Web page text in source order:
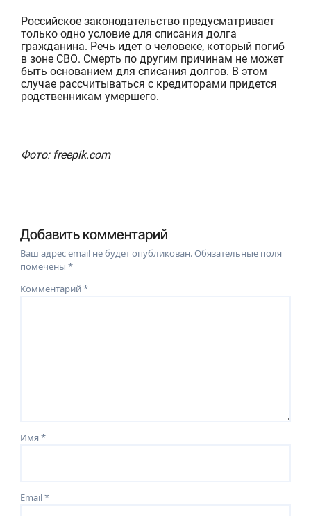
Российское законодательство предусматривает
только одно условие для списания долга
гражданина. Речь идет о человеке, который погиб
в зоне СВО. Смерть по другим причинам не может
быть основанием для списания долгов. В этом
случае рассчитываться с кредиторами придется
родственникам умершего.
Фото: freepik.com
Добавить комментарий
Ваш адрес email не будет опубликован.Обязательные поля
помечены*
Комментарий*
Имя*
Email*